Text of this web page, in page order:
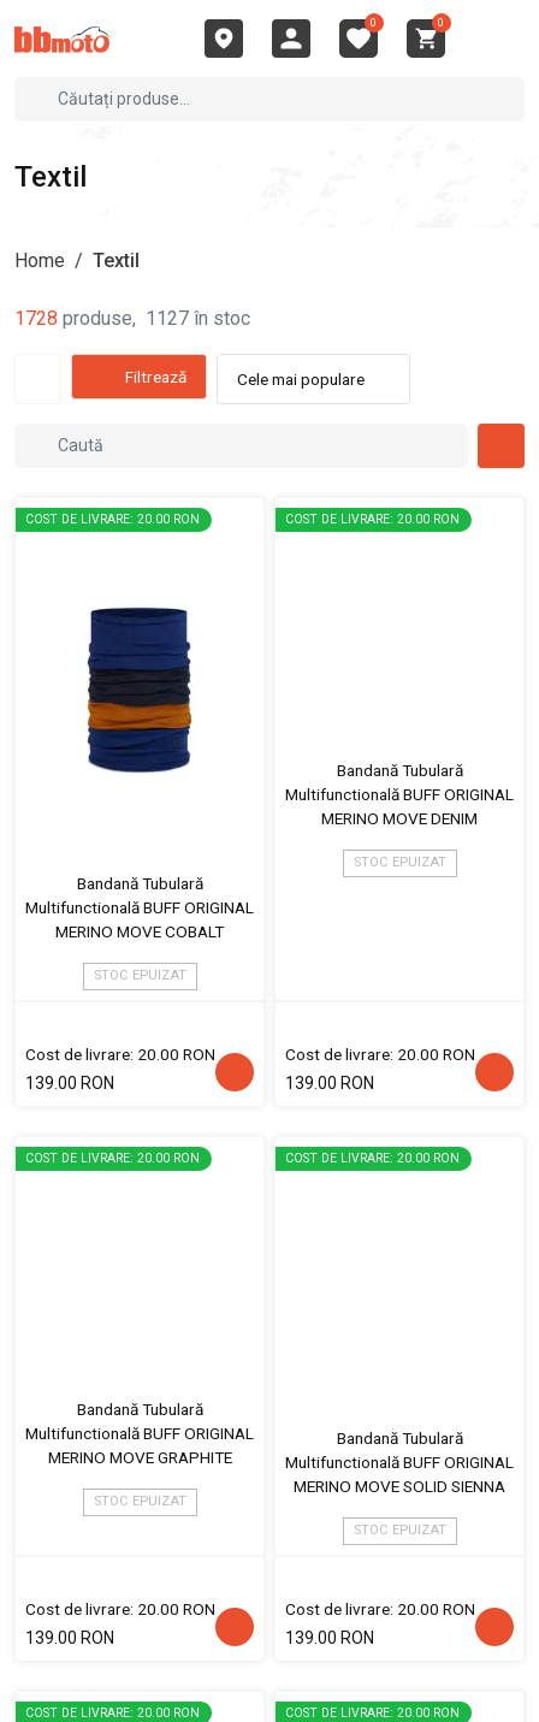
0 0
Textil
Home / Textil
1728 produse, 1127 în stoc
Filtrează Cele mai populare
COST DE LIVRARE: 20.00 RON
Bandană Tubulară
Multifunctională BUFF ORIGINAL
MERINO MOVE COBALT
STOC EPUIZAT
Cost de livrare: 20.00 RON
139.00 RON
COST DE LIVRARE: 20.00 RON
Bandană Tubulară
Multifunctională BUFF ORIGINAL
MERINO MOVE DENIM
STOC EPUIZAT
Cost de livrare: 20.00 RON
139.00 RON
COST DE LIVRARE: 20.00 RON
Bandană Tubulară
Multifunctională BUFF ORIGINAL
MERINO MOVE GRAPHITE
STOC EPUIZAT
Cost de livrare: 20.00 RON
139.00 RON
COST DE LIVRARE: 20.00 RON
Bandană Tubulară
Multifunctională BUFF ORIGINAL
MERINO MOVE SOLID SIENNA
STOC EPUIZAT
Cost de livrare: 20.00 RON
139.00 RON
COST DE LIVRARE: 20.00 RON COST DE LIVRARE: 20.00 RON